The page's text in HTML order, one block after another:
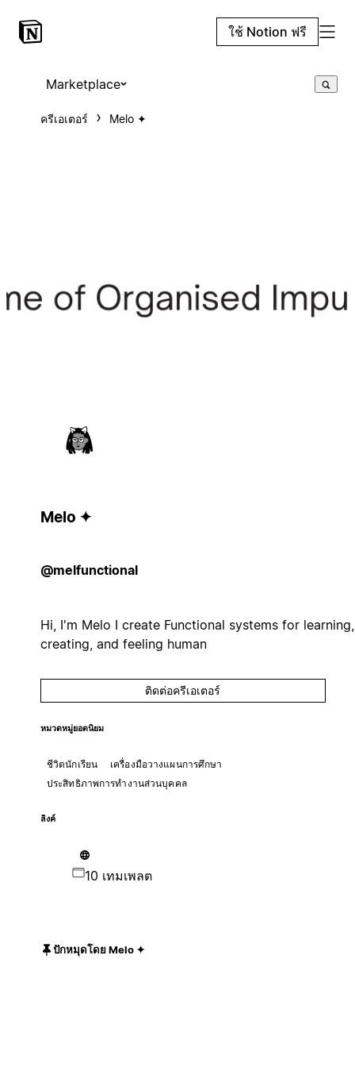
ใช้ Notion ฟรี
Marketplace
ครีเอเตอร์ Melo ✦
Melo ✦
@melfunctional
Hi, I'm Melo I create Functional systems for learning,
creating, and feeling human
ติดต่อครีเอเตอร์
หมวดหมู่ยอดนิยม
ชีวิตนักเรียน
เครื่องมือวางแผนการศึกษา
ประสิทธิภาพการทำงานส่วนบุคคล
ลิงค์
10 เทมเพลต
ปักหมุดโดย Melo ✦